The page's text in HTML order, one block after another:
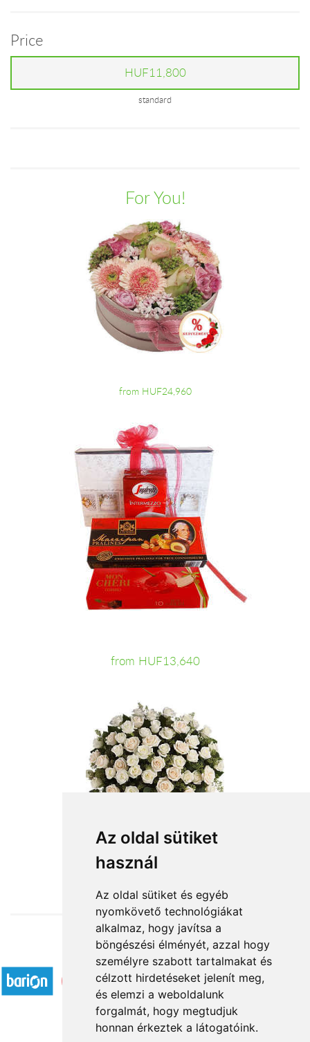
Az oldal sütiket
használ
Az oldal sütiket és egyéb
nyomkövető technológiákat
alkalmaz, hogy javítsa a
böngészési élményét, azzal hogy
személyre szabott tartalmakat és
célzott hirdetéseket jelenít meg,
és elemzi a weboldalunk
forgalmát, hogy megtudjuk
honnan érkeztek a látogatóink.
Price
HUF11,800
standard
For You!
from HUF24,960
from HUF13,640
from HUF104,000
Accepted payment methods